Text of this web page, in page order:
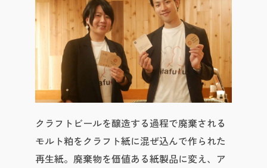
クラフトビールを醸造する過程で廃棄される
モルト粕をクラフト紙に混ぜ込んで作られた
再生紙。廃棄物を価値ある紙製品に変え、ア